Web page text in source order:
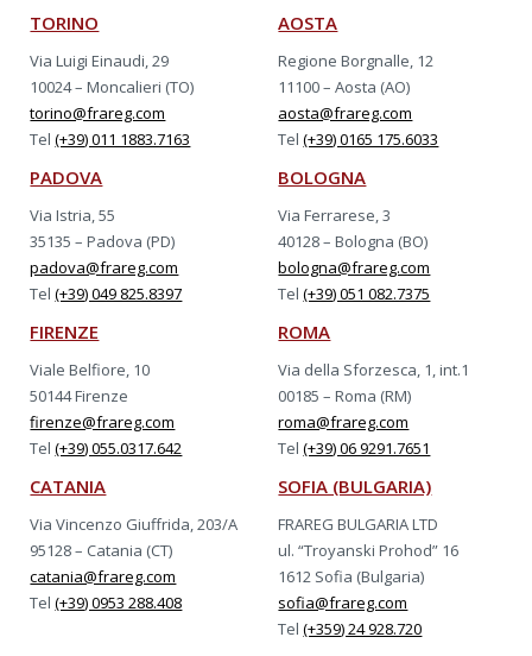
TORINO
Via Luigi Einaudi, 29
10024 – Moncalieri (TO)
torino@frareg.com
Tel(+39) 011 1883.7163
AOSTA
Regione Borgnalle, 12
11100 – Aosta (AO)
aosta@frareg.com
Tel(+39) 0165 175.6033
PADOVA
Via Istria, 55
35135 – Padova (PD)
padova@frareg.com
Tel(+39) 049 825.8397
BOLOGNA
Via Ferrarese, 3
40128 – Bologna (BO)
bologna@frareg.com
Tel(+39) 051 082.7375
FIRENZE
Viale Belfiore, 10
50144 Firenze
firenze@frareg.com
Tel(+39) 055.0317.642
ROMA
Via della Sforzesca, 1, int.1
00185 – Roma (RM)
roma@frareg.com
Tel(+39) 06 9291.7651
CATANIA
Via Vincenzo Giuffrida, 203/A
95128 – Catania (CT)
catania@frareg.com
Tel(+39) 0953 288.408
SOFIA (BULGARIA)
FRAREG BULGARIA LTD
ul. “Troyanski Prohod” 16
1612 Sofia (Bulgaria)
sofia@frareg.com
Tel(+359) 24 928.720